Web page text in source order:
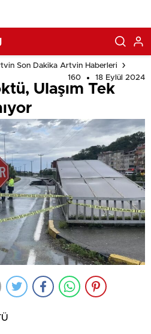
Son Dakika Artvin Haberleri
160
18 Eylül 2024
Ulaşım Tek